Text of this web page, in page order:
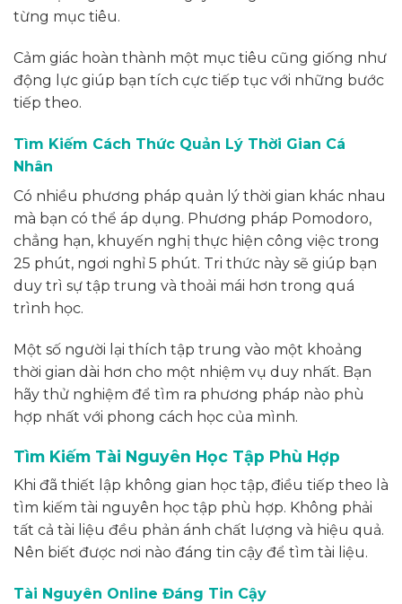
từng mục tiêu.
Cảm giác hoàn thành một mục tiêu cũng giống như
động lực giúp bạn tích cực tiếp tục với những bước
tiếp theo.
Tìm Kiếm Cách Thức Quản Lý Thời Gian Cá
Nhân
Có nhiều phương pháp quản lý thời gian khác nhau
mà bạn có thể áp dụng. Phương pháp Pomodoro,
chẳng hạn, khuyến nghị thực hiện công việc trong
25 phút, ngơi nghỉ 5 phút. Tri thức này sẽ giúp bạn
duy trì sự tập trung và thoải mái hơn trong quá
trình học.
Một số người lại thích tập trung vào một khoảng
thời gian dài hơn cho một nhiệm vụ duy nhất. Bạn
hãy thử nghiệm để tìm ra phương pháp nào phù
hợp nhất với phong cách học của mình.
Tìm Kiếm Tài Nguyên Học Tập Phù Hợp
Khi đã thiết lập không gian học tập, điều tiếp theo là
tìm kiếm tài nguyên học tập phù hợp. Không phải
tất cả tài liệu đều phản ánh chất lượng và hiệu quả.
Nên biết được nơi nào đáng tin cậy để tìm tài liệu.
Tài Nguyên Online Đáng Tin Cậy